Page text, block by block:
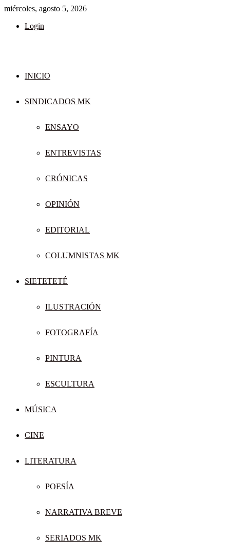
miércoles, agosto 5, 2026
Login
INICIO
SINDICADOS MK
ENSAYO
ENTREVISTAS
CRÓNICAS
OPINIÓN
EDITORIAL
COLUMNISTAS MK
SIETETETÉ
ILUSTRACIÓN
FOTOGRAFÍA
PINTURA
ESCULTURA
MÚSICA
CINE
LITERATURA
POESÍA
NARRATIVA BREVE
SERIADOS MK